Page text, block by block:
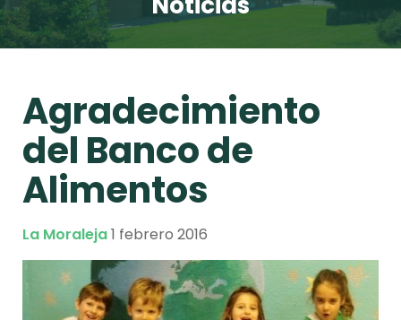
Agradecimiento
del Banco de
Alimentos
La Moraleja1 febrero 2016